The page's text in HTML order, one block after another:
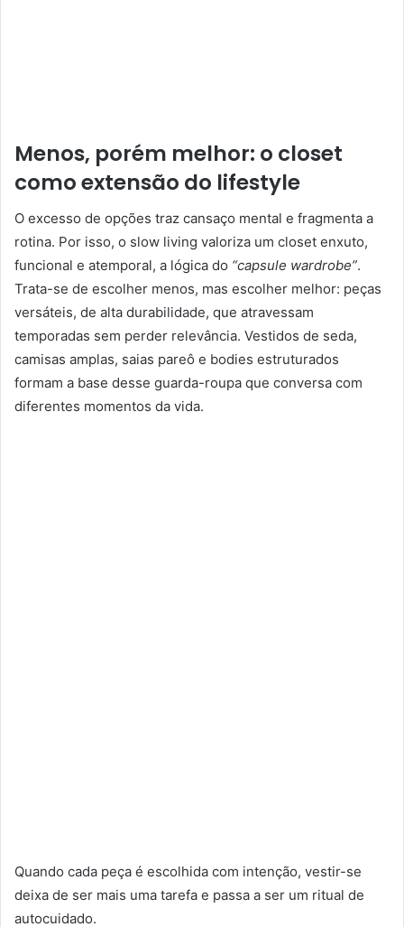
Menos, porém melhor: o closet
como extensão do lifestyle
O excesso de opções traz cansaço mental e fragmenta a
rotina. Por isso, o slow living valoriza um closet enxuto,
funcional e atemporal, a lógica do “capsule wardrobe”.
Trata-se de escolher menos, mas escolher melhor: peças
versáteis, de alta durabilidade, que atravessam
temporadas sem perder relevância. Vestidos de seda,
camisas amplas, saias pareô e bodies estruturados
formam a base desse guarda-roupa que conversa com
diferentes momentos da vida.
Quando cada peça é escolhida com intenção, vestir-se
deixa de ser mais uma tarefa e passa a ser um ritual de
autocuidado.